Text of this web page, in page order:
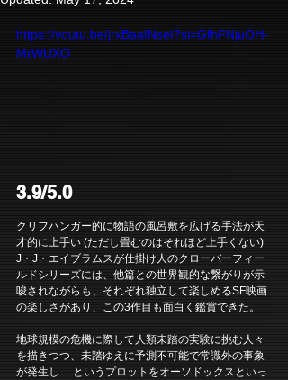
https://youtu.be/jrxBaaINseI?si=GfhFNjuOH-
MrWUXO
3.9/5.0
クリフハンガー的に物語の風呂敷を広げる手法が天
才的に上手い (ただし畳むのはそれほど上手くない)
J・J・エイブラムスが仕掛け人のクローバーフィー
ルドシリーズには、他篇との世界観的な繋がりが示
唆されながらも、それぞれ独立して楽しめるSF映画
の楽しさがあり、この3作目も面白く鑑賞できた。
地球規模の危機に際して人類未踏の実験に挑む人々
を描きつつ、未踏ゆえに予測不可能で常識外の事象
が発生し… というプロットをオーソドックスといっ